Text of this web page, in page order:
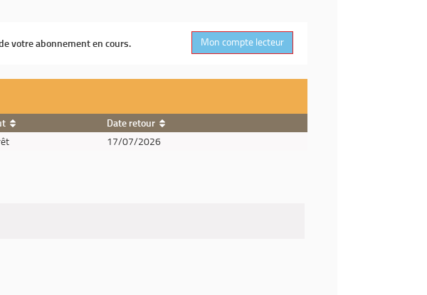
votre abonnement en cours. Mon compte lecteur
Date retour
17/07/2026